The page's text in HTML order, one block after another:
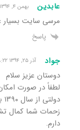
عابدین بهمن ۴, ۱۳۹۴ ۱۰:۴۰ ب٫ظ
مرسی سایت بسیار
پاسخ
جواد آذر ۲۵, ۱۳۹۴ ۸:۲۲ ب٫ظ
دوستان عزیز سلام
لطفاً در صورت
زحمات شما کمال
دارم.